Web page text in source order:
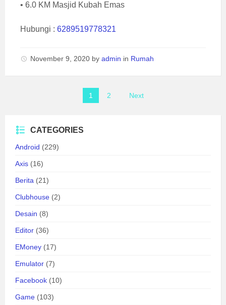
• 6.0 KM Masjid Kubah Emas
Hubungi : 6289519778321
November 9, 2020 by admin in Rumah
1 2 Next
CATEGORIES
Android (229)
Axis (16)
Berita (21)
Clubhouse (2)
Desain (8)
Editor (36)
EMoney (17)
Emulator (7)
Facebook (10)
Game (103)